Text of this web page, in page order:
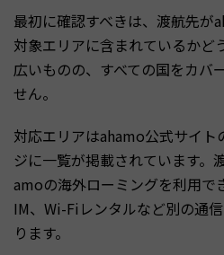
最初に確認すべきは、渡航先が
対象エリアに含まれているかど
広いものの、すべての国をカバ
せん。
対応エリアはahamo公式サイト
ジに一覧が掲載されています。
amoの海外ローミングを利用で
IM、Wi-Fiレンタルなど別の通
ります。